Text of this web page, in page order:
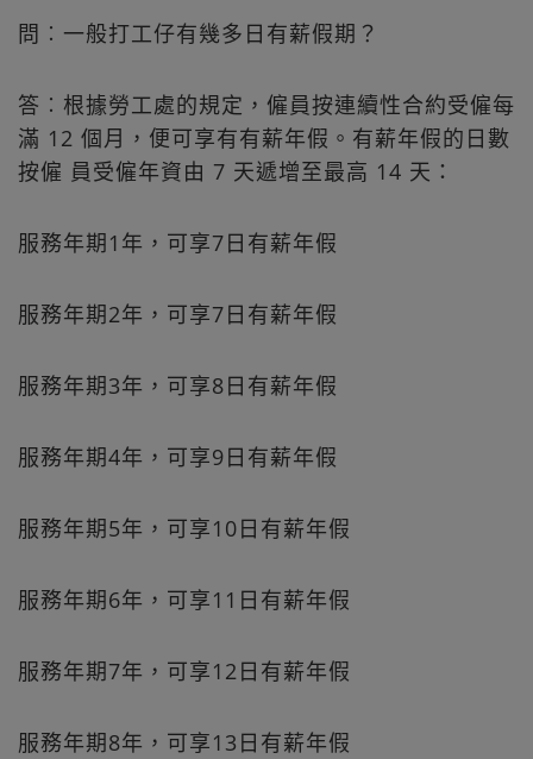
問︰一般打工仔有幾多日有薪假期？
答︰根據勞工處的規定，僱員按連續性合約受僱每
滿 12 個月，便可享有有薪年假。有薪年假的日數
按僱 員受僱年資由 7 天遞增至最高 14 天：
服務年期1年，可享7日有薪年假
服務年期2年，可享7日有薪年假
服務年期3年，可享8日有薪年假
服務年期4年，可享9日有薪年假
服務年期5年，可享10日有薪年假
服務年期6年，可享11日有薪年假
服務年期7年，可享12日有薪年假
服務年期8年，可享13日有薪年假